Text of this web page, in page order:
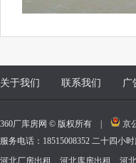
关于我们 联系我们 广
360厂库房网 © 版权所有 | 京
服务电话：18515008352 二十四小
河北厂房出租、河北库房出租、河